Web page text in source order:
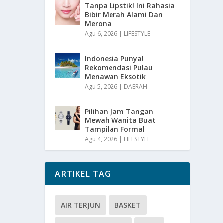
Tanpa Lipstik! Ini Rahasia
Bibir Merah Alami Dan
Merona
Agu 6, 2026 | LIFESTYLE
Indonesia Punya!
Rekomendasi Pulau
Menawan Eksotik
Agu 5, 2026 | DAERAH
Pilihan Jam Tangan
Mewah Wanita Buat
Tampilan Formal
Agu 4, 2026 | LIFESTYLE
ARTIKEL TAG
AIR TERJUN BASKET